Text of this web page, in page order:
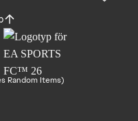
Random Items)